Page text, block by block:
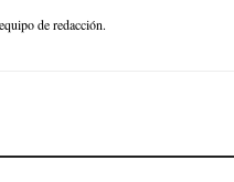
de redacción.